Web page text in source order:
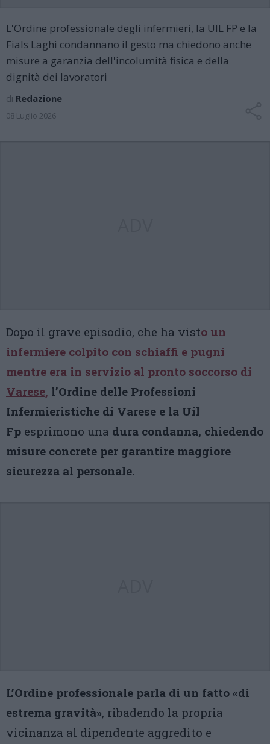
L'Ordine professionale degli infermieri, la UIL FP e la
Fials Laghi condannano il gesto ma chiedono anche
misure a garanzia dell'incolumità fisica e della
dignità dei lavoratori
di Redazione
08 Luglio 2026
Dopo il grave episodio, che ha visto un
infermiere colpito con schiaffi e pugni
mentre era in servizio al pronto soccorso di
Varese, l’Ordine delle Professioni
Infermieristiche di Varese e la Uil
Fp esprimono una dura condanna, chiedendo
misure concrete per garantire maggiore
sicurezza al personale.
L’Ordine professionale parla di un fatto «di
estrema gravità», ribadendo la propria
vicinanza al dipendente aggredito e